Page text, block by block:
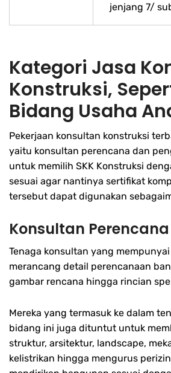
jenjang 7/
Kategori Jasa
Konstruksi,
Bidang Usaha
Pekerjaan konsultan konstruksi
yaitu konsultan perencana dan
untuk memilih SKK Konstruksi
sesuai agar nantinya sertifikat
tersebut dapat digunakan
Konsultan Perencana
Tenaga konsultan yang
merancang detail perencanaan
gambar rencana hingga rincian
Mereka yang termasuk ke dalam
bidang ini juga dituntut untuk
struktur, arsitektur, landscape,
kelistrikan hingga mengurus